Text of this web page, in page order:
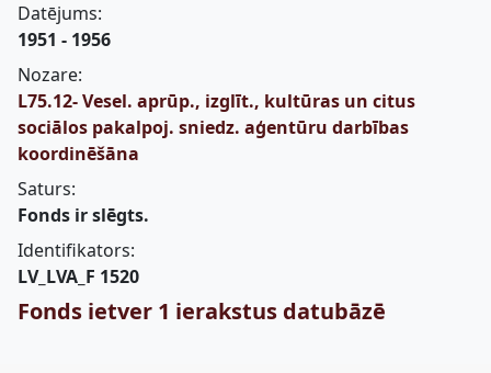
Datējums:
1951 - 1956
Nozare:
L75.12- Vesel. aprūp., izglīt., kultūras un citus
sociālos pakalpoj. sniedz. aģentūru darbības
koordinēšāna
Saturs:
Fonds ir slēgts.
Identifikators:
LV_LVA_F 1520
Fonds ietver 1 ierakstus datubāzē